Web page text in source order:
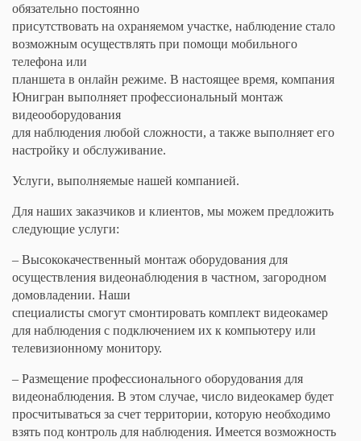
обязательно постоянно
присутствовать на охраняемом участке, наблюдение стало
возможным осуществлять при помощи мобильного
телефона или
планшета в онлайн режиме. В настоящее время, компания
Юнигран выполняет профессиональный монтаж
видеооборудования
для наблюдения любой сложности, а также выполняет его
настройку и обслуживание.
Услуги, выполняемые нашей компанией.
Для наших заказчиков и клиентов, мы можем предложить
следующие услуги:
– Высококачественный монтаж оборудования для
осуществления видеонаблюдения в частном, загородном
домовладении. Наши
специалисты смогут смонтировать комплект видеокамер
для наблюдения с подключением их к компьютеру или
телевизионному монитору.
– Размещение профессионального оборудования для
видеонаблюдения. В этом случае, число видеокамер будет
просчитываться за счет территории, которую необходимо
взять под контроль для наблюдения. Имеется возможность